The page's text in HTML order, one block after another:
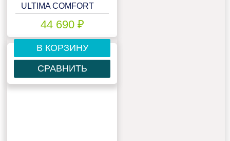
ULTIMA COMFORT
44 690 ₽
В КОРЗИНУ
СРАВНИТЬ